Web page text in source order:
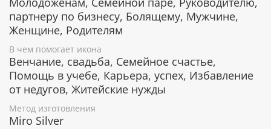
благородным цветом и фактурой.
Защита от царапин и потери блеска
Серебряный слой на поверхность иконы наносится
по PVD технологии, которая обеспечивает
отсутствие примесей в серебре. Такое покрытие
обладает особой стойкостью к внешнему
партнеру по бизнесу, Болящему, Мужчине,
Женщине, Родителям
В чем помогает икона
Венчание, свадьба, Семейное счастье,
Помощь в учебе, Карьера, успех, Избавление
от недугов, Житейские нужды
Метод изготовления
Miro Silver